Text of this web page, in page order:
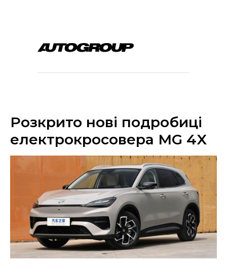
Розкрито нові подробиці
електрокросовера MG 4X